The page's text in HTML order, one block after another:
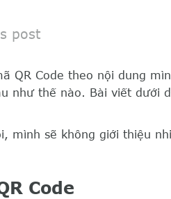
post
QR Code theo nội dung
như thế nào. Bài viết dưới
mình sẽ không giới thiệu
Code